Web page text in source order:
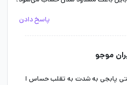
پاسخ دادن
موجو
پابجی به شدت به تقلب حساس ا